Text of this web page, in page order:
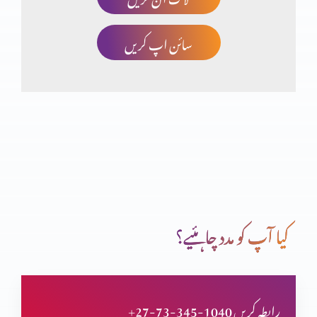
آنحضرت پر ایمان
خدا ایک ہے یا تین ؟
سائن اپ کریں
کیا آپ کو مدد چاہئیے؟
+27-73-345-1040 رابطہ کریں